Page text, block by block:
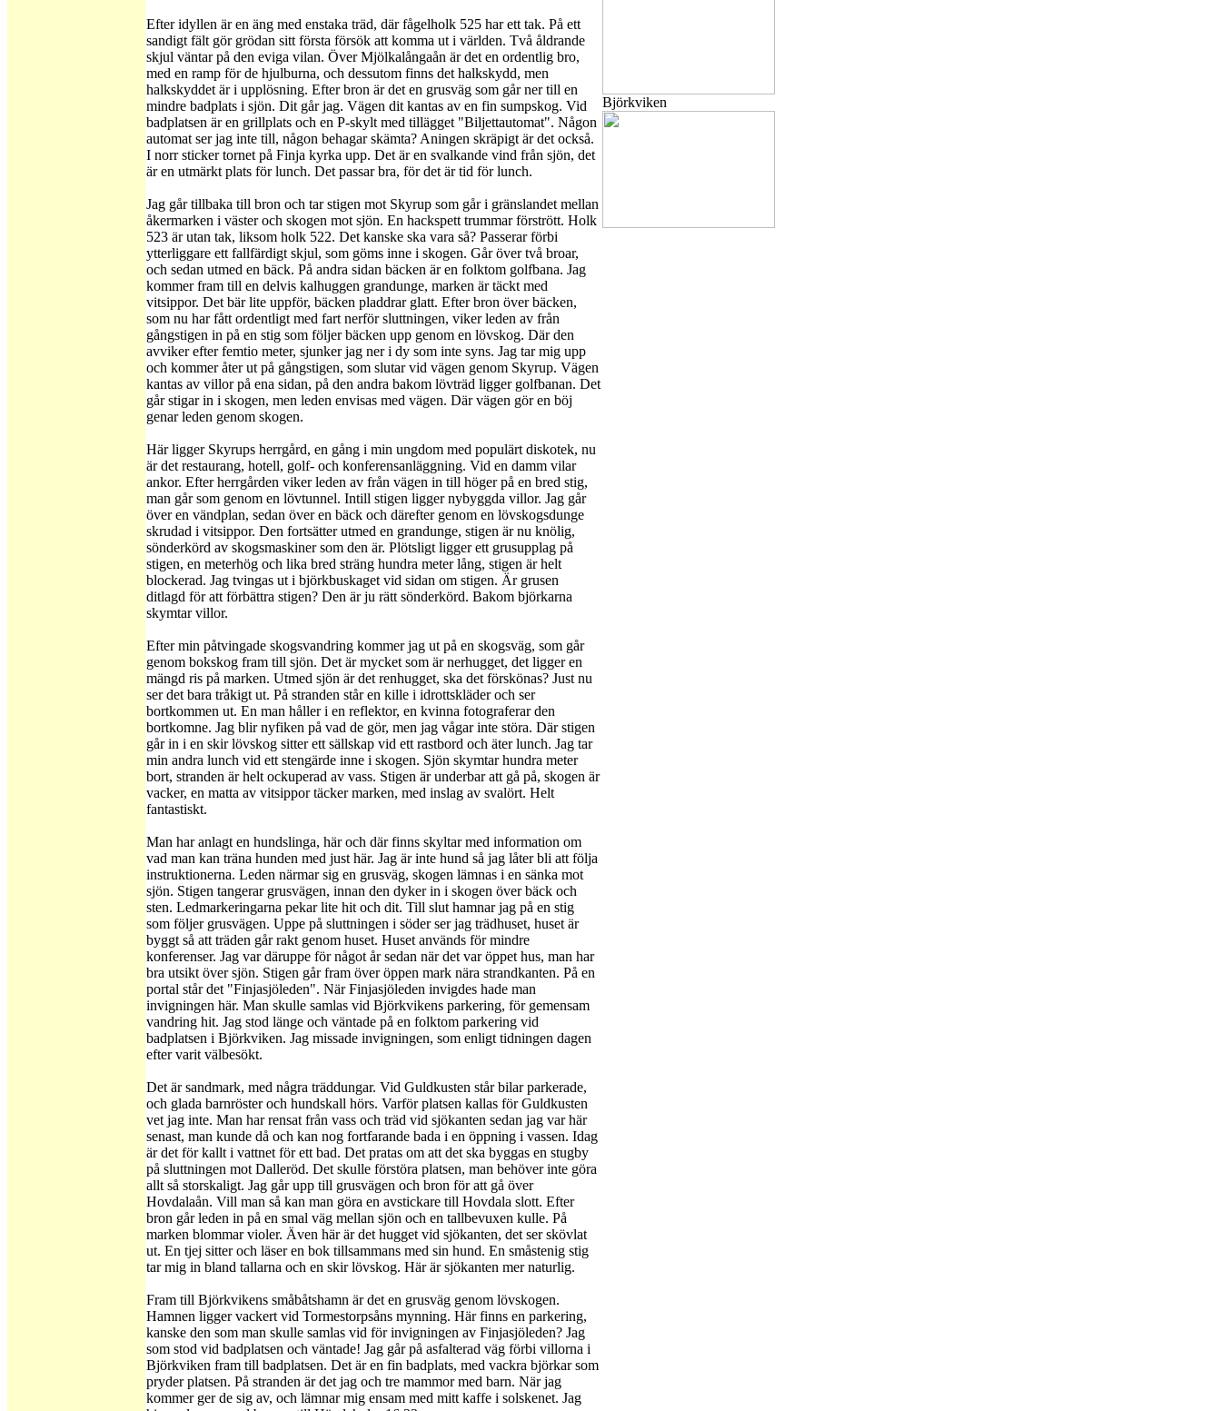
Efter idyllen är en äng med enstaka träd, där fågelholk 525 har ett tak. På ett
sandigt fält gör grödan sitt första försök att komma ut i världen. Två åldrande
skjul väntar på den eviga vilan. Över Mjölkalångaån är det en ordentlig bro,
med en ramp för de hjulburna, och dessutom finns det halkskydd, men
halkskyddet är i upplösning. Efter bron är det en grusväg som går ner till en
mindre badplats i sjön. Dit går jag. Vägen dit kantas av en fin sumpskog. Vid
badplatsen är en grillplats och en P-skylt med tillägget "Biljettautomat". Någon
automat ser jag inte till, någon behagar skämta? Aningen skräpigt är det också.
I norr sticker tornet på Finja kyrka upp. Det är en svalkande vind från sjön, det
är en utmärkt plats för lunch. Det passar bra, för det är tid för lunch.
Jag går tillbaka till bron och tar stigen mot Skyrup som går i gränslandet mellan
åkermarken i väster och skogen mot sjön. En hackspett trummar förstrött. Holk
523 är utan tak, liksom holk 522. Det kanske ska vara så? Passerar förbi
ytterliggare ett fallfärdigt skjul, som göms inne i skogen. Går över två broar,
och sedan utmed en bäck. På andra sidan bäcken är en folktom golfbana. Jag
kommer fram till en delvis kalhuggen grandunge, marken är täckt med
vitsippor. Det bär lite uppför, bäcken pladdrar glatt. Efter bron över bäcken,
som nu har fått ordentligt med fart nerför sluttningen, viker leden av från
gångstigen in på en stig som följer bäcken upp genom en lövskog. Där den
avviker efter femtio meter, sjunker jag ner i dy som inte syns. Jag tar mig upp
och kommer åter ut på gångstigen, som slutar vid vägen genom Skyrup. Vägen
kantas av villor på ena sidan, på den andra bakom lövträd ligger golfbanan. Det
går stigar in i skogen, men leden envisas med vägen. Där vägen gör en böj
genar leden genom skogen.
Här ligger Skyrups herrgård, en gång i min ungdom med populärt diskotek, nu
är det restaurang, hotell, golf- och konferensanläggning. Vid en damm vilar
ankor. Efter herrgården viker leden av från vägen in till höger på en bred stig,
man går som genom en lövtunnel. Intill stigen ligger nybyggda villor. Jag går
över en vändplan, sedan över en bäck och därefter genom en lövskogsdunge
skrudad i vitsippor. Den fortsätter utmed en grandunge, stigen är nu knölig,
sönderkörd av skogsmaskiner som den är. Plötsligt ligger ett grusupplag på
stigen, en meterhög och lika bred sträng hundra meter lång, stigen är helt
blockerad. Jag tvingas ut i björkbuskaget vid sidan om stigen. Är grusen
ditlagd för att förbättra stigen? Den är ju rätt sönderkörd. Bakom björkarna
skymtar villor.
Efter min påtvingade skogsvandring kommer jag ut på en skogsväg, som går
genom bokskog fram till sjön. Det är mycket som är nerhugget, det ligger en
mängd ris på marken. Utmed sjön är det renhugget, ska det förskönas? Just nu
ser det bara tråkigt ut. På stranden står en kille i idrottskläder och ser
bortkommen ut. En man håller i en reflektor, en kvinna fotograferar den
bortkomne. Jag blir nyfiken på vad de gör, men jag vågar inte störa. Där stigen
går in i en skir lövskog sitter ett sällskap vid ett rastbord och äter lunch. Jag tar
min andra lunch vid ett stengärde inne i skogen. Sjön skymtar hundra meter
bort, stranden är helt ockuperad av vass. Stigen är underbar att gå på, skogen är
vacker, en matta av vitsippor täcker marken, med inslag av svalört. Helt
fantastiskt.
Man har anlagt en hundslinga, här och där finns skyltar med information om
vad man kan träna hunden med just här. Jag är inte hund så jag låter bli att följa
instruktionerna. Leden närmar sig en grusväg, skogen lämnas i en sänka mot
sjön. Stigen tangerar grusvägen, innan den dyker in i skogen över bäck och
sten. Ledmarkeringarna pekar lite hit och dit. Till slut hamnar jag på en stig
som följer grusvägen. Uppe på sluttningen i söder ser jag trädhuset, huset är
byggt så att träden går rakt genom huset. Huset används för mindre
konferenser. Jag var däruppe för något år sedan när det var öppet hus, man har
bra utsikt över sjön. Stigen går fram över öppen mark nära strandkanten. På en
portal står det "Finjasjöleden". När Finjasjöleden invigdes hade man
invigningen här. Man skulle samlas vid Björkvikens parkering, för gemensam
vandring hit. Jag stod länge och väntade på en folktom parkering vid
badplatsen i Björkviken. Jag missade invigningen, som enligt tidningen dagen
efter varit välbesökt.
Det är sandmark, med några träddungar. Vid Guldkusten står bilar parkerade,
och glada barnröster och hundskall hörs. Varför platsen kallas för Guldkusten
vet jag inte. Man har rensat från vass och träd vid sjökanten sedan jag var här
senast, man kunde då och kan nog fortfarande bada i en öppning i vassen. Idag
är det för kallt i vattnet för ett bad. Det pratas om att det ska byggas en stugby
på sluttningen mot Dalleröd. Det skulle förstöra platsen, man behöver inte göra
allt så storskaligt. Jag går upp till grusvägen och bron för att gå över
Hovdalaån. Vill man så kan man göra en avstickare till Hovdala slott. Efter
bron går leden in på en smal väg mellan sjön och en tallbevuxen kulle. På
marken blommar violer. Även här är det hugget vid sjökanten, det ser skövlat
ut. En tjej sitter och läser en bok tillsammans med sin hund. En småstenig stig
tar mig in bland tallarna och en skir lövskog. Här är sjökanten mer naturlig.
Fram till Björkvikens småbåtshamn är det en grusväg genom lövskogen.
Hamnen ligger vackert vid Tormestorpsåns mynning. Här finns en parkering,
kanske den som man skulle samlas vid för invigningen av Finjasjöleden? Jag
som stod vid badplatsen och väntade! Jag går på asfalterad väg förbi villorna i
Björkviken fram till badplatsen. Det är en fin badplats, med vackra björkar som
pryder platsen. På stranden är det jag och tre mammor med barn. När jag
kommer ger de sig av, och lämnar mig ensam med mitt kaffe i solskenet. Jag
Björkviken